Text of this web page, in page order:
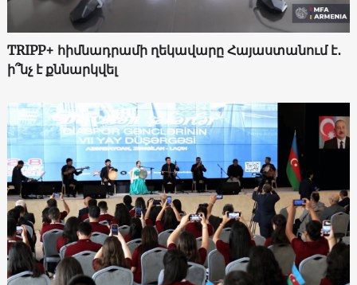
TRIPP+ հիմնադրամի ղեկավարը Հայաստանում է․
ի՞նչ է քննարկվել